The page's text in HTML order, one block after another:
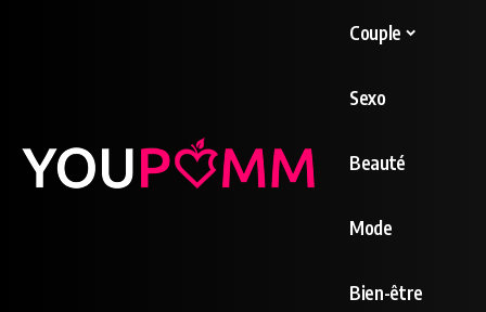
Couple
Sexo
Beauté
Mode
Bien-être